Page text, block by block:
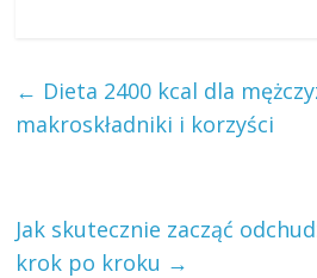
← Dieta 2400 kcal dla
makroskładniki i korzyści
Jak skutecznie zacząć
krok po kroku →